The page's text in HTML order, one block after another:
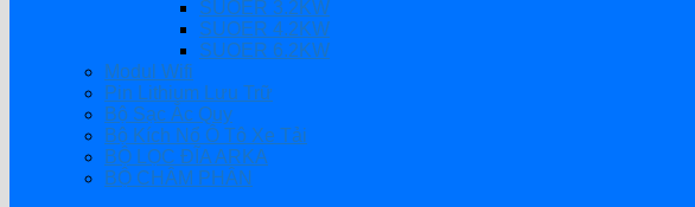
SUOER 3.2KW
SUOER 4.2KW
SUOER 6.2KW
Modul Wifi
Pin Lithium Lưu Trữ
Bộ Sạc Ắc Quy
Bộ Kích Nổ Ô Tô Xe Tải
BỘ LỌC ĐĨA ARKA
BỘ CHÂM PHÂN